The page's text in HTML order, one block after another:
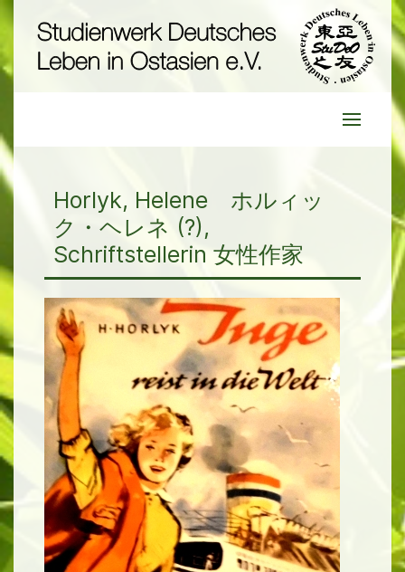
Horlyk, Helene ホルィッ
ク・ヘレネ (?),
Schriftstellerin 女性作家